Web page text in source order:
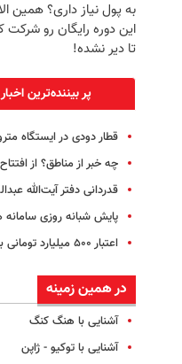
به پول نیاز داری؟ همین
این دوره رایگان رو شرکت
تا دیر نشده!
پر بیننده‌ترین
قطار دودی در ایستگاه
چه خبر از مناطق؟ از افتتاح ۳ دوربرگردان‌ در بلوار آیت‌الله کاشانی تا رفع معارض تاسیساتی بزرگراه یادگار امام(ره)
قدردانی دفتر آیت‌الله
پایش شبانه روزی سامانه
اعتبار ۵۰۰ میلیارد تومانی برای بهسازی مدارس
در همین زمینه
آشنایی با هنگ ‌کنگ
آشنایی با توکیو - ژاپن